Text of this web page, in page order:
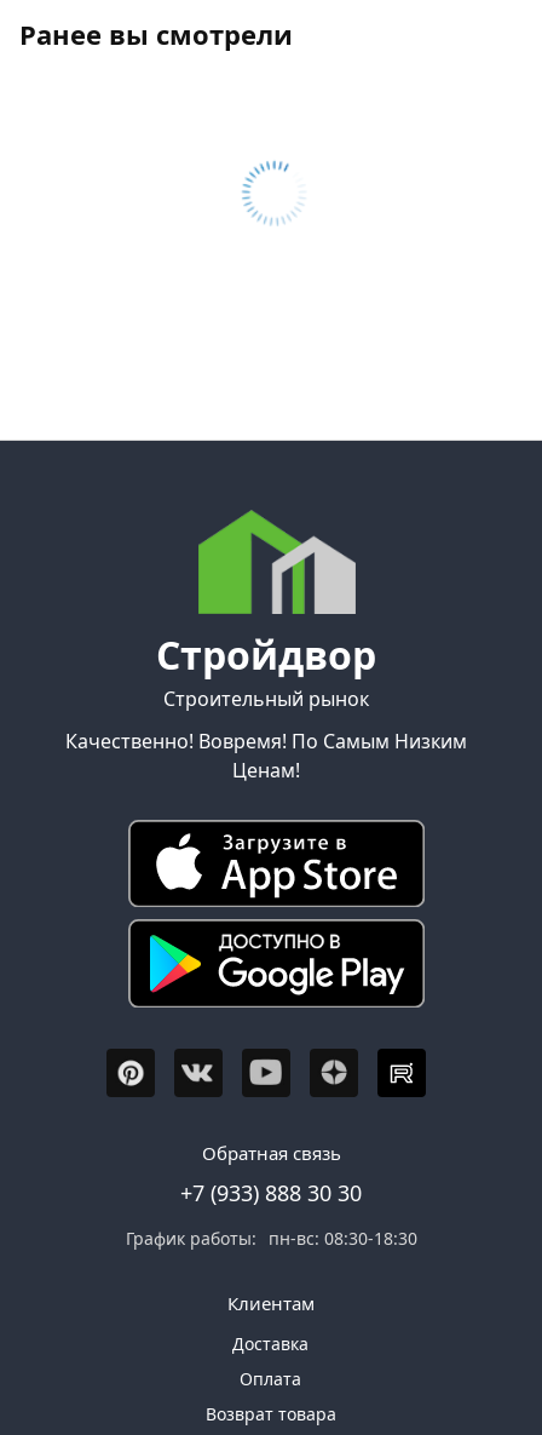
Ранее вы смотрели
Стройдвор
Строительный рынок
Качественно! Вовремя! По Самым Низким
Ценам!
Обратная связь
+7 (933) 888 30 30
График работы: пн-вс: 08:30-18:30
Клиентам
Доставка
Оплата
Возврат товара